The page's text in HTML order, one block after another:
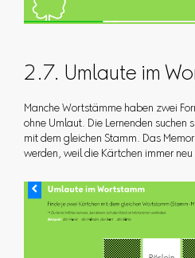
2.7. Umlaute im
Manche Wortstämme haben zwei
ohne Umlaut. Die Lernenden suchen
mit dem gleichen Stamm. Das
werden, weil die Kärtchen immer